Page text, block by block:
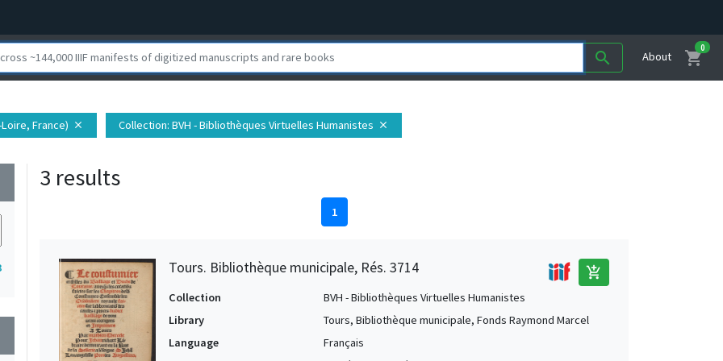
search About shopping_cart
0
France) close Collection: BVH - Bibliothèques Virtuelles Humanistes close
3 results
1
Tours. Bibliothèque municipale, Rés. 3714 add_shopping_cart
Collection
BVH - Bibliothèques Virtuelles Humanistes
Library
Tours, Bibliothèque municipale, Fonds Raymond Marcel
Language
Français